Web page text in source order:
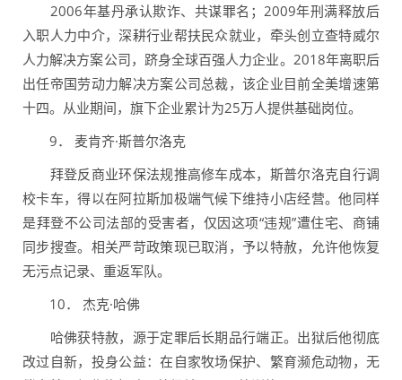
2006年基丹承认欺诈、共谋罪名；2009年刑满释放后
入职人力中介，深耕行业帮扶民众就业，牵头创立查特威尔
人力解决方案公司，跻身全球百强人力企业。2018年离职后
出任帝国劳动力解决方案公司总裁，该企业目前全美增速第
十四。从业期间，旗下企业累计为25万人提供基础岗位。
9． 麦肯齐·斯普尔洛克
拜登反商业环保法规推高修车成本，斯普尔洛克自行调
校卡车，得以在阿拉斯加极端气候下维持小店经营。他同样
是拜登不公司法部的受害者，仅因这项“违规”遭住宅、商铺
同步搜查。相关严苛政策现已取消，予以特赦，允许他恢复
无污点记录、重返军队。
10． 杰克·哈佛
哈佛获特赦，源于定罪后长期品行端正。出狱后他彻底
改过自新，投身公益：在自家牧场保护、繁育濒危动物，无